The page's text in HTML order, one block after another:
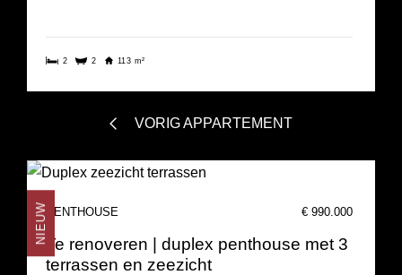
VORIG APPARTEMENT
NIEUW PENTHOUSE € 990.000
Te renoveren | duplex penthouse met 3
terrassen en zeezicht
2 2 113 m²